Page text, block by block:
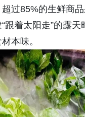
过85%的生鲜商品
着太阳走”的露
本味。